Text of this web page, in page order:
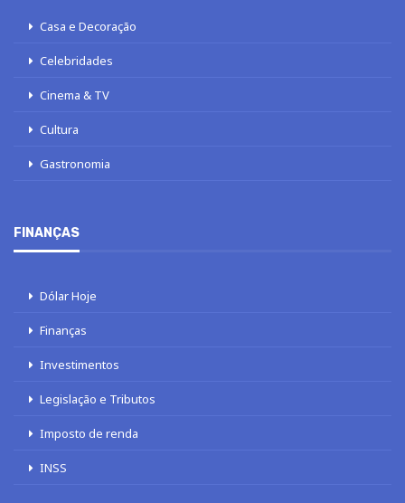
Casa e Decoração
Celebridades
Cinema & TV
Cultura
Gastronomia
FINANÇAS
Dólar Hoje
Finanças
Investimentos
Legislação e Tributos
Imposto de renda
INSS